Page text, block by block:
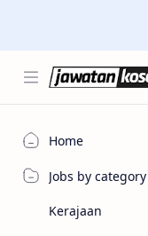
Home
Jobs by category
Kerajaan